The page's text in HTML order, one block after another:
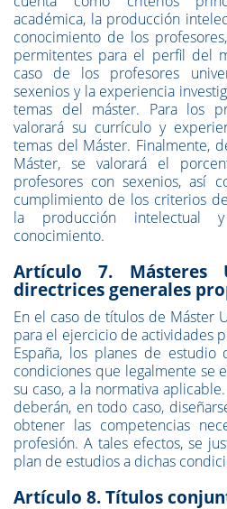
académica, la producción
conocimiento de los
permitentes para el perfil del
caso de los profesores
sexenios y la experiencia
temas del máster. Para los
valorará su currículo y
temas del Máster. Finalmente,
Máster, se valorará el
profesores con sexenios, así
cumplimiento de los criterios
la producción intelectual
conocimiento.
Artículo 7. Másteres
directrices generales
En el caso de títulos de Máster
para el ejercicio de actividades
España, los planes de estudio
condiciones que legalmente se
su caso, a la normativa
deberán, en todo caso,
obtener las competencias
profesión. A tales efectos, se
plan de estudios a dichas
Artículo 8. Títulos